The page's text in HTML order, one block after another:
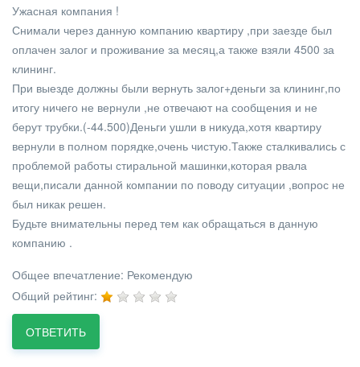
Ужасная компания !
Снимали через данную компанию квартиру ,при заезде был
оплачен залог и проживание за месяц,а также взяли 4500 за
клининг.
При выезде должны были вернуть залог+деньги за клининг,по
итогу ничего не вернули ,не отвечают на сообщения и не
берут трубки.(-44.500)Деньги ушли в никуда,хотя квартиру
вернули в полном порядке,очень чистую.Также сталкивались с
проблемой работы стиральной машинки,которая рвала
вещи,писали данной компании по поводу ситуации ,вопрос не
был никак решен.
Будьте внимательны перед тем как обращаться в данную
компанию .
Общее впечатление: Рекомендую
Общий рейтинг:
ОТВЕТИТЬ